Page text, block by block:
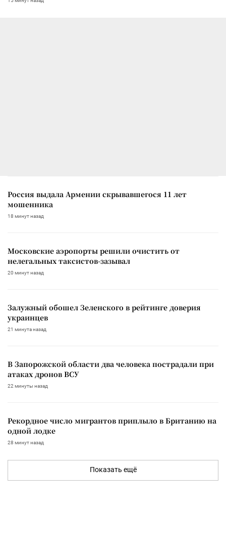
Россия выдала Армении скрывавшегося 11 лет
мошенника
18 минут назад
Московские аэропорты решили очистить от
нелегальных таксистов-зазывал
20 минут назад
Залужный обошел Зеленского в рейтинге доверия
украинцев
21 минута назад
В Запорожской области два человека пострадали при
атаках дронов ВСУ
22 минуты назад
Рекордное число мигрантов приплыло в Британию на
одной лодке
28 минут назад
Показать ещё